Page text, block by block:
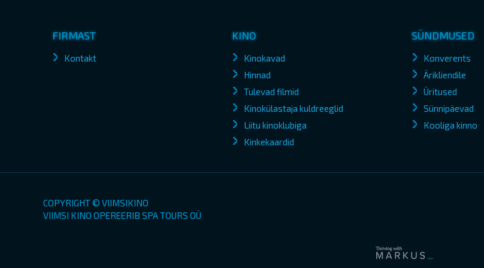
FIRMAST
Kontakt
KINO
Kinokavad
Hinnad
Tulevad filmid
Kinokülastaja kuldreeglid
Liitu kinoklubiga
Kinkekaardid
SÜNDMUSED
Konverents
Ärikliendile
Üritused
Sünnipäevad
Kooliga kinno
COPYRIGHT © VIIMSIKINO
VIIMSI KINO OPEREERIB SPA TOURS OÜ